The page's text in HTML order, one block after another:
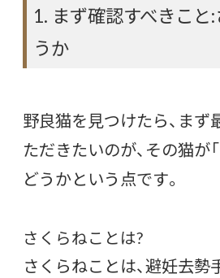
1. まず確認すべきこ
うか
野良猫を見つけたら、まず
ただきたいのが、その猫が
どうかという点です。
さくらねことは?
さくらねことは、避妊去勢